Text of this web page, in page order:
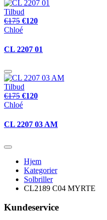
Tilbud
€175 €120
Chloé
CL 2207 01
Tilbud
€175 €120
Chloé
CL 2207 03 AM
Hjem
Kategorier
Solbriller
CL2189 C04 MYRTE
Kundeservice